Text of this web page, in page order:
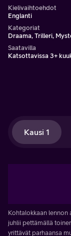
Kielivaihtoehdot
Englanti
Kategoriat
Draama, Trilleri,
Saatavilla
Katsottavissa 3+
Kausi 1
Kohtalokkaan lennon
juhlii pettämällä
yrittävät parhaansa